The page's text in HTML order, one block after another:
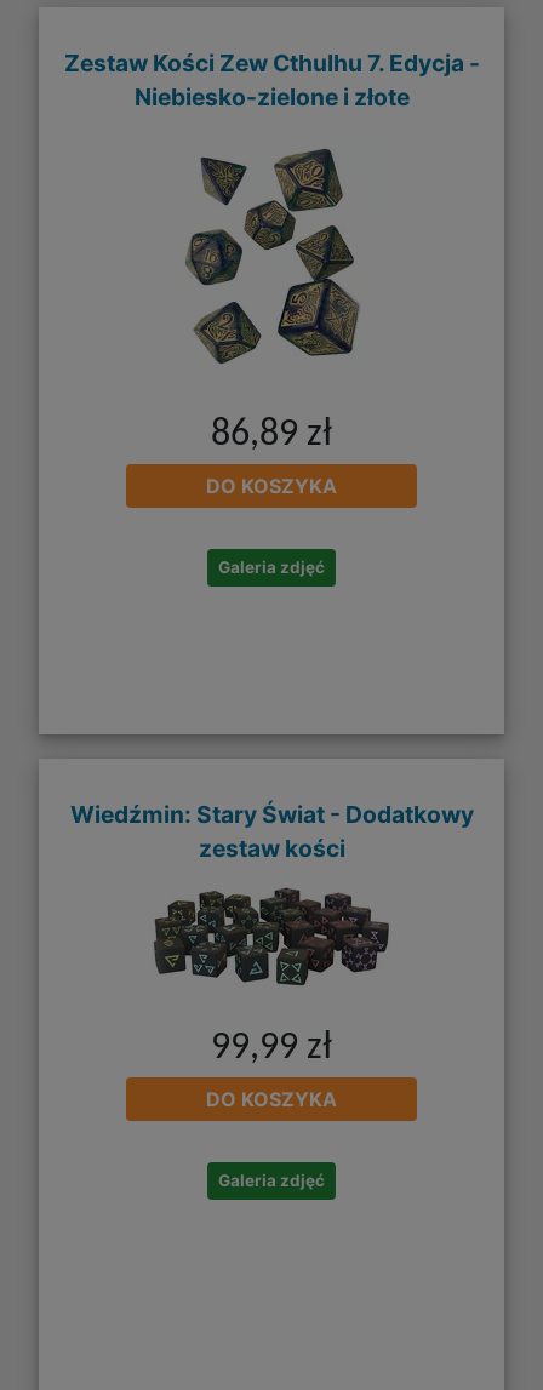
Zestaw Kości Zew Cthulhu 7. Edycja -
Niebiesko-zielone i złote
86,89 zł
DO KOSZYKA
Galeria zdjęć
Wiedźmin: Stary Świat - Dodatkowy
zestaw kości
99,99 zł
DO KOSZYKA
Galeria zdjęć